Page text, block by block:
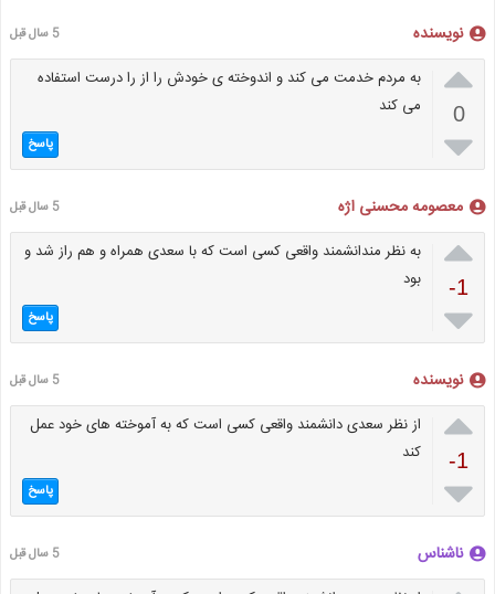
نویسنده 5 سال قبل

0

به مردم خدمت می کند و اندوخته ی خودش را از را درست استفاده
می کند
پاسخ
معصومه‌ محسنی اژه 5 سال قبل

-1

به نظر مندانشمند واقعی کسی است که با سعدی همراه و هم راز شد و
بود
پاسخ
نویسنده 5 سال قبل

-1

از نظر سعدی دانشمند واقعی کسی است که به آموخته های خود عمل
کند
پاسخ
ناشناس 5 سال قبل